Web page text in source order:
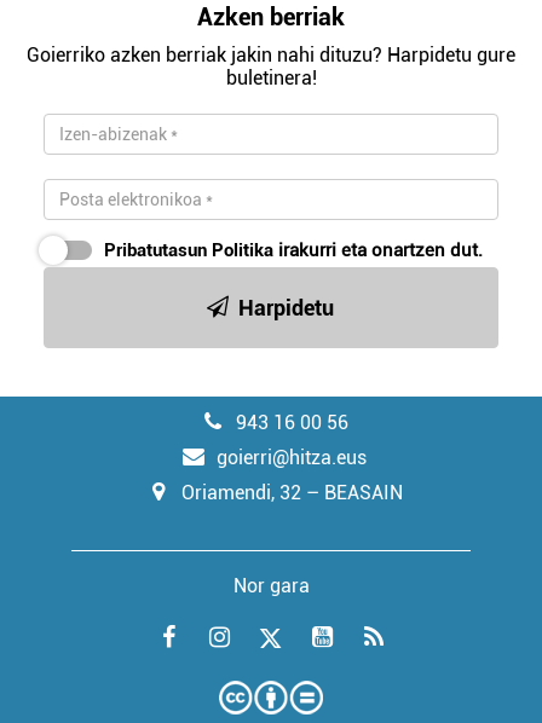
Azken berriak
Goierriko azken berriak jakin nahi dituzu? Harpidetu gure
buletinera!
Pribatutasun Politika irakurri eta onartzen dut.
Harpidetu
943 16 00 56
goierri@hitza.eus
Oriamendi, 32 – BEASAIN
Nor gara